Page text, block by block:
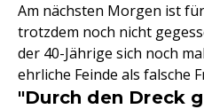
Am nächsten Morgen ist
trotzdem noch nicht
der 40-Jährige sich noch
ehrliche Feinde als falsche
"Durch den Dreck